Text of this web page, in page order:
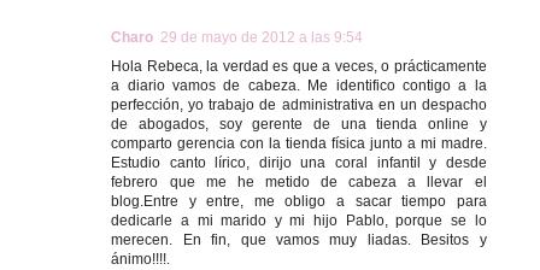
Charo 29 de mayo de 2012 a las 9:54
Hola Rebeca, la verdad es que a veces, o prácticamente
a diario vamos de cabeza. Me identifico contigo a la
perfección, yo trabajo de administrativa en un despacho
de abogados, soy gerente de una tienda online y
comparto gerencia con la tienda física junto a mi madre.
Estudio canto lírico, dirijo una coral infantil y desde
febrero que me he metido de cabeza a llevar el
blog.Entre y entre, me obligo a sacar tiempo para
dedicarle a mi marido y mi hijo Pablo, porque se lo
merecen. En fin, que vamos muy liadas. Besitos y
ánimo!!!!.